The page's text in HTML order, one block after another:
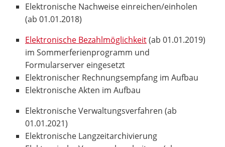
Elektronische Nachweise einreichen/einholen
(ab 01.01.2018)
Elektronische Bezahlmöglichkeit(ab 01.01.2019)
im Sommerferienprogramm und
Formularserver eingesetzt
Elektronischer Rechnungsempfang im Aufbau
Elektronische Akten im Aufbau
Elektronische Verwaltungsverfahren (ab
01.01.2021)
Elektronische Langzeitarchivierung